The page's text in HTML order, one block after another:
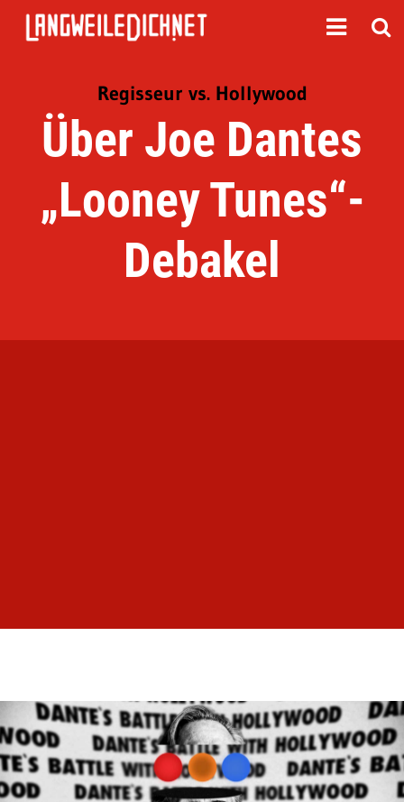
Regisseur vs. Hollywood
Über Joe Dantes
„Looney Tunes“-
Debakel